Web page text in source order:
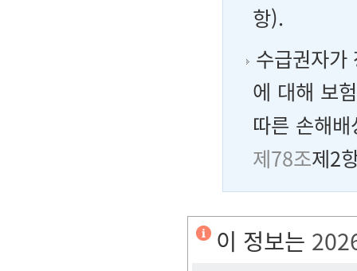
항).
수급권자가
에 대해 보
따른 손해
제78조제2
이 정보는